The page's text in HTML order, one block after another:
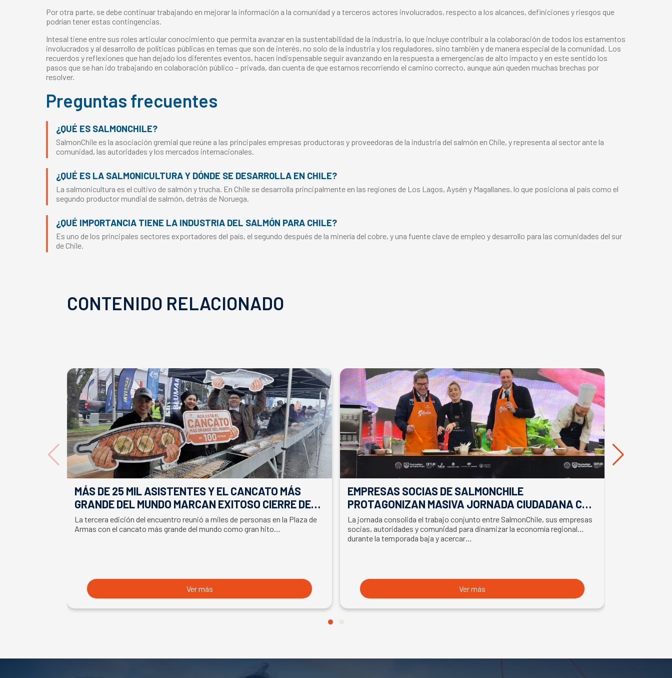
Por otra parte, se debe continuar trabajando en mejorar la información a la comunidad y a terceros actores involucrados, respecto a los alcances, definiciones y riesgos que
podrían tener estas contingencias.
Intesal tiene entre sus roles articular conocimiento que permita avanzar en la sustentabilidad de la industria, lo que incluye contribuir a la colaboración de todos los estamentos
involucrados y al desarrollo de políticas públicas en temas que son de interés, no solo de la industria y los reguladores, sino también y de manera especial de la comunidad. Los
recuerdos y reflexiones que han dejado los diferentes eventos, hacen indispensable seguir avanzando en la respuesta a emergencias de alto impacto y en este sentido los
pasos que se han ido trabajando en colaboración público – privada, dan cuenta de que estamos recorriendo el camino correcto, aunque aún queden muchas brechas por
resolver.
Preguntas frecuentes
¿QUÉ ES SALMONCHILE?
SalmonChile es la asociación gremial que reúne a las principales empresas productoras y proveedoras de la industria del salmón en Chile, y representa al sector ante la
comunidad, las autoridades y los mercados internacionales.
¿QUÉ ES LA SALMONICULTURA Y DÓNDE SE DESARROLLA EN CHILE?
La salmonicultura es el cultivo de salmón y trucha. En Chile se desarrolla principalmente en las regiones de Los Lagos, Aysén y Magallanes, lo que posiciona al país como el
segundo productor mundial de salmón, detrás de Noruega.
¿QUÉ IMPORTANCIA TIENE LA INDUSTRIA DEL SALMÓN PARA CHILE?
Es uno de los principales sectores exportadores del país, el segundo después de la minería del cobre, y una fuente clave de empleo y desarrollo para las comunidades del sur
de Chile.
CONTENIDO RELACIONADO
MÁS DE 25 MIL ASISTENTES Y EL CANCATO MÁS
GRANDE DEL MUNDO MARCAN EXITOSO CIERRE DE
LA SEMANA DEL SALMÓN
La tercera edición del encuentro reunió a miles de personas en la Plaza de
Armas con el cancato más grande del mundo como gran hito…
Ver más
EMPRESAS SOCIAS DE SALMONCHILE
PROTAGONIZAN MASIVA JORNADA CIUDADANA CON
LA PARTICIPACIÓN DEL BIMINISTRO DE ECONOMÍA
EN SEMANA DEL SALMÓN
La jornada consolida el trabajo conjunto entre SalmonChile, sus empresas
socias, autoridades y comunidad para dinamizar la economía regional
durante la temporada baja y acercar…
Ver más